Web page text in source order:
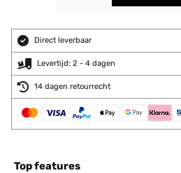
Direct leverbaar
Levertijd: 2 - 4 dagen
14 dagen retourrecht
Top features